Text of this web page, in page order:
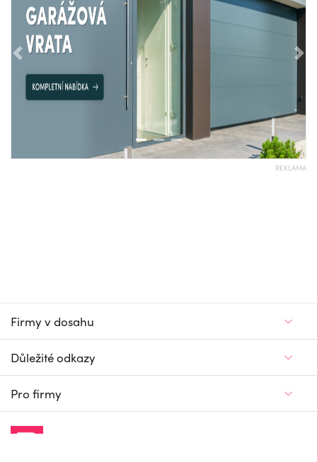
Předchozí
REKLAMA
Firmy v dosahu
Důležité odkazy
Pro firmy